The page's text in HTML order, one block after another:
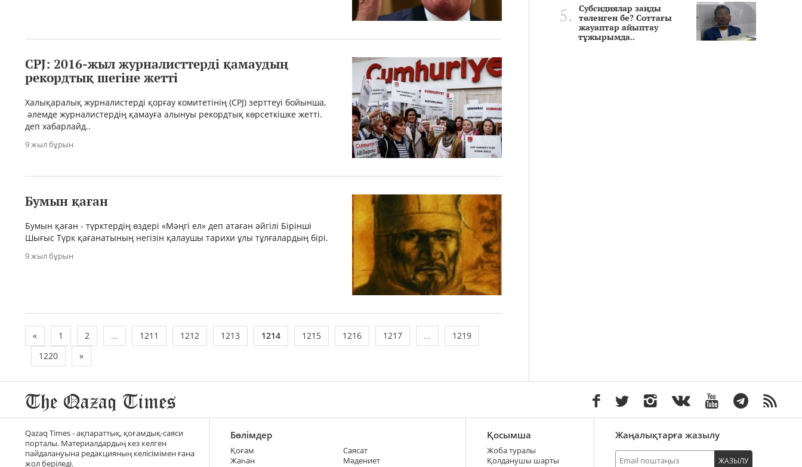
CPJ: 2016-жыл журналисттерді қамаудың
рекордтық шегіне жетті
Халықаралық журналистерді қорғау комитетінің (CPJ) зерттеуі бойынша,
әлемде журналистердің қамауға алынуы рекордтық көрсеткішке жетті.
деп хабарлайд..
9 жыл бұрын
Бумын қаған
Бумын қаған - түрктердің өздері «Мәңгі ел» деп атаған әйгілі Бірінші
Шығыс Түрк қағанатының негізін қалаушы тарихи ұлы тұлғалардың бірі.
9 жыл бұрын
« 1 2 ... 1211 1212 1213 1214 1215 1216 1217 ...
1219
1220
»
Субсидиялар заңды
төленген бе? Соттағы
жауаптар айыптау
тұжырымда..
Qazaq Times - ақпараттық, қоғамдық-саяси
порталы. Материалдардың кез келген
пайдалануына редакцияның келісімімен ғана
жол беріледі.
Бөлімдер
Қоғам
Жаһан
Саясат
Мәдениет
Қосымша
Жоба туралы
Қолданушы шарты
Жаңалықтарға жазылу
ЖАЗЫЛУ